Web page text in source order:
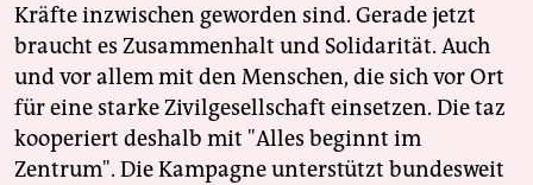
Kräfte inzwischen geworden sind. Gerade jetzt
braucht es Zusammenhalt und Solidarität. Auch
und vor allem mit den Menschen, die sich vor Ort
für eine starke Zivilgesellschaft einsetzen. Die taz
kooperiert deshalb mit "Alles beginnt im
Zentrum". Die Kampagne unterstützt bundesweit